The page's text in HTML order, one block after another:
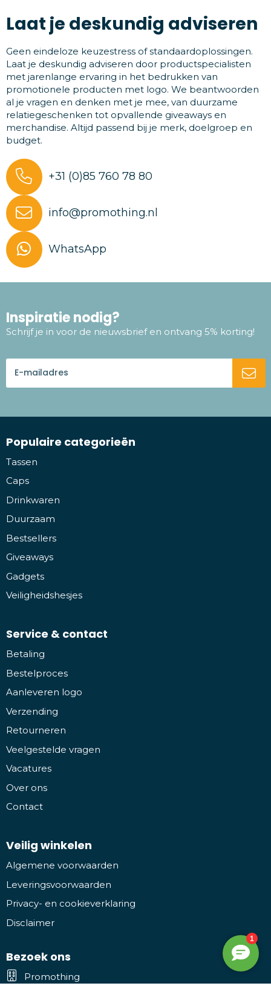
Laat je deskundig adviseren
Geen eindeloze keuzestress of standaardoplossingen.
Laat je deskundig adviseren door productspecialisten
met jarenlange ervaring in het bedrukken van
promotionele producten met logo. We beantwoorden
al je vragen en denken met je mee, van duurzame
relatiegeschenken tot opvallende giveaways en
merchandise. Altijd passend bij je merk, doelgroep en
budget.
+31 (0)85 760 78 80
info@promothing.nl
WhatsApp
Inspiratie nodig?
Schrijf je in voor de nieuwsbrief en ontvang 5% korting!
Populaire categorieën
Tassen
Caps
Drinkwaren
Duurzaam
Bestsellers
Giveaways
Gadgets
Veiligheidshesjes
Service & contact
Betaling
Bestelproces
Aanleveren logo
Verzending
Retourneren
Veelgestelde vragen
Vacatures
Over ons
Contact
Veilig winkelen
Algemene voorwaarden
Leveringsvoorwaarden
Privacy- en cookieverklaring
Disclaimer
Bezoek ons
Promothing